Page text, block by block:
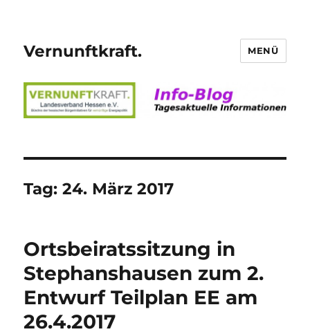
Vernunftkraft. MENÜ
Tag:24. März 2017
Ortsbeiratssitzung in
Stephanshausen zum 2.
Entwurf Teilplan EE am
26.4.2017